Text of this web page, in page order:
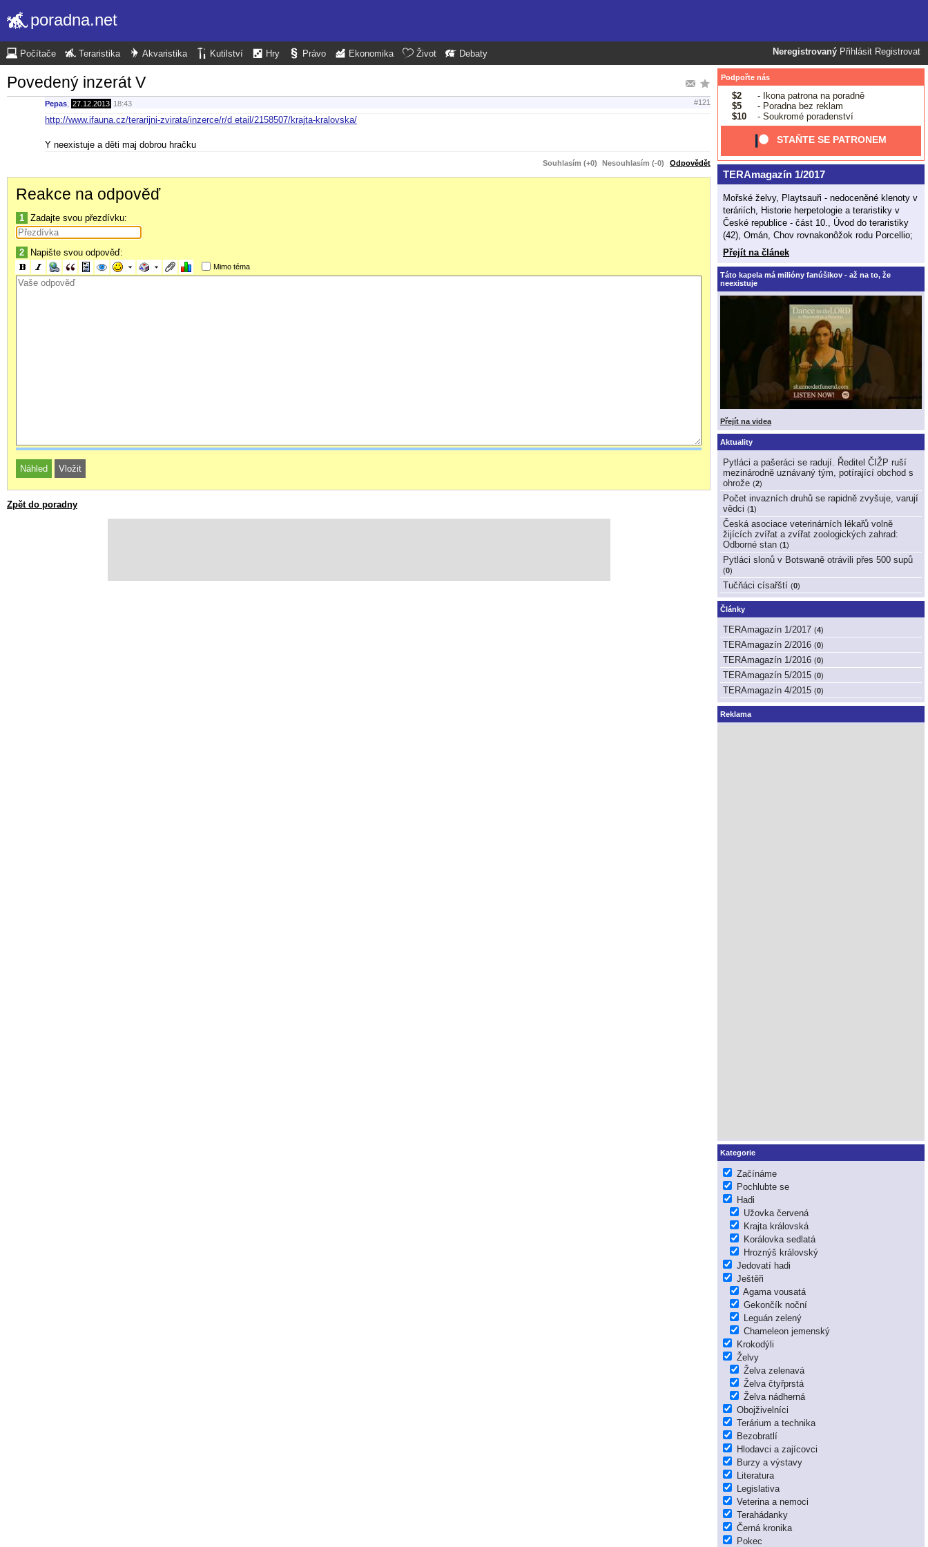
poradna.net
Neregistrovaný Přihlásit Registrovat
Počítače Teraristika Akvaristika Kutilství Hry Právo Ekonomika Život Debaty
Povedený inzerát V
Pepas 27.12.2013 18:43 #121
http://www.ifauna.cz/terarijni-zvirata/inzerce/r/d etail/2158507/krajta-kralovska/
Y neexistuje a děti maj dobrou hračku
Souhlasím (+0) Nesouhlasím (-0) Odpovědět
Reakce na odpověď
1 Zadajte svou přezdívku:
2 Napište svou odpověď:
Mimo téma
Zpět do poradny
Podpořte nás
$2
- Ikona patrona na poradně
$5
- Poradna bez reklam
$10
- Soukromé poradenství
STAŇTE SE PATRONEM
TERAmagazín 1/2017
Mořské želvy, Playtsauři - nedoceněné klenoty v
teráriích, Historie herpetologie a teraristiky v
České republice - část 10., Úvod do teraristiky
(42), Omán, Chov rovnakonôžok rodu Porcellio;
Přejít na článek
Táto kapela má milióny fanúšikov - až na to, že
neexistuje
Přejít na videa
Aktuality
Pytláci a pašeráci se radují. Ředitel ČIŽP ruší
mezinárodně uznávaný tým, potírající obchod s
ohrože (2)
Počet invazních druhů se rapidně zvyšuje, varují
vědci (1)
Česká asociace veterinárních lékařů volně
žijících zvířat a zvířat zoologických zahrad:
Odborné stan (1)
Pytláci slonů v Botswaně otrávili přes 500 supů
(0)
Tučňáci císařští (0)
Články
TERAmagazín 1/2017 (4)
TERAmagazín 2/2016 (0)
TERAmagazín 1/2016 (0)
TERAmagazín 5/2015 (0)
TERAmagazín 4/2015 (0)
Reklama
Kategorie
Začínáme
Pochlubte se
Hadi
Užovka červená
Krajta královská
Korálovka sedlatá
Hroznýš královský
Jedovatí hadi
Ještěři
Agama vousatá
Gekončík noční
Leguán zelený
Chameleon jemenský
Krokodýli
Želvy
Želva zelenavá
Želva čtyřprstá
Želva nádherná
Obojživelníci
Terárium a technika
Bezobratlí
Hlodavci a zajícovci
Burzy a výstavy
Literatura
Legislativa
Veterina a nemoci
Terahádanky
Černá kronika
Pokec